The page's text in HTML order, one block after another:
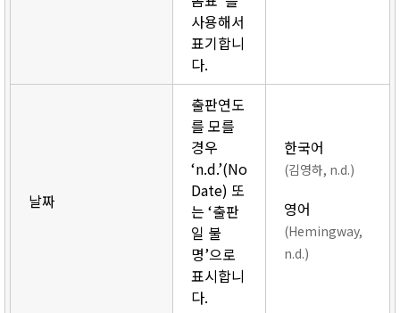
사용해서
표기합니
다.
날짜
출판연도
를 모를
경우
‘n.d.’(No
Date) 또
는 ‘출판
일 불
명’으로
표시합니
다.
한국어
(김영하, n.d.)
영어
(Hemingway,
n.d.)